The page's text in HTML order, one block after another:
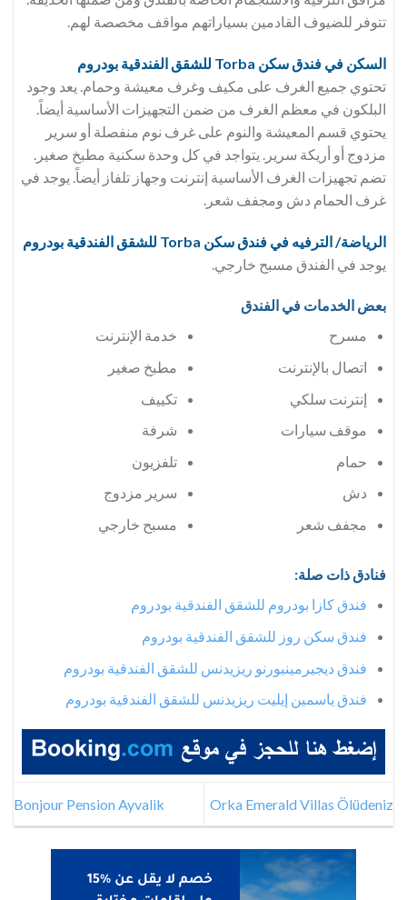
تتوفر للضيوف القادمين بسياراتهم مواقف مخصصة لهم.
السكن في فندق سكن Torba للشقق الفندقية بودروم
تحتوي جميع الغرف على مكيف وغرف معيشة وحمام. يعد وجود
البلكون في معظم الغرف من ضمن التجهيزات الأساسية أيضاً.
يحتوي قسم المعيشة والنوم على غرف نوم منفصلة أو سرير
مزدوج أو أريكة سرير. يتواجد في كل وحدة سكنية مطبخ صغير.
تضم تجهيزات الغرف الأساسية إنترنت وجهاز تلفاز أيضاً. يوجد في
غرف الحمام دش ومجفف شعر.
الرياضة/ الترفيه في فندق سكن Torba للشقق الفندقية بودروم
يوجد في الفندق مسبح خارجي.
بعض الخدمات في الفندق
مسرح
اتصال بالإنترنت
إنترنت سلكي
موقف سيارات
حمام
دش
مجفف شعر
خدمة الإنترنت
مطبخ صغير
تكييف
شرفة
تلفزيون
سرير مزدوج
مسبح خارجي
فنادق ذات صلة:
فندق كازا بودروم للشقق الفندقية بودروم
فندق سكن روز للشقق الفندقية بودروم
فندق ديجيرمينبورنو ريزيدنس للشقق الفندقية بودروم
فندق ياسمين إيليت ريزيدنس للشقق الفندقية بودروم
Orka Emerald Villas Ölüdeniz
Bonjour Pension Ayvalik